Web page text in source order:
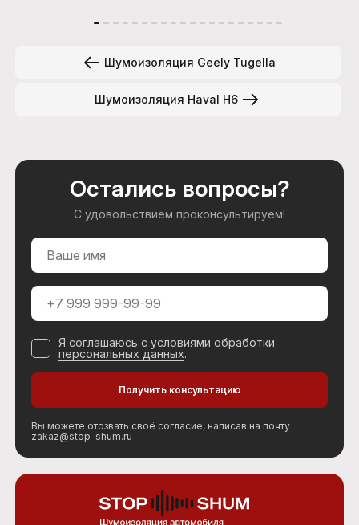
Шумоизоляция Geely Tugella
Шумоизоляция Haval H6
Остались вопросы?
С удовольствием проконсультируем!
Я соглашаюсь с условиями обработки
персональных данных.
Вы можете отозвать своё согласие, написав на почту
zakaz@stop-shum.ru